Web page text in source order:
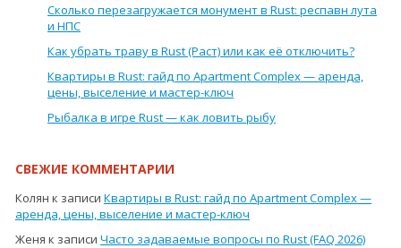
Сколько перезагружается монумент в Rust: респавн лута
и НПС
Как убрать траву в Rust (Раст) или как её отключить?
Квартиры в Rust: гайд по Apartment Complex — аренда,
цены, выселение и мастер-ключ
Рыбалка в игре Rust — как ловить рыбу
СВЕЖИЕ КОММЕНТАРИИ
Колян к записи Квартиры в Rust: гайд по Apartment Complex —
аренда, цены, выселение и мастер-ключ
Женя к записи Часто задаваемые вопросы по Rust (FAQ 2026)